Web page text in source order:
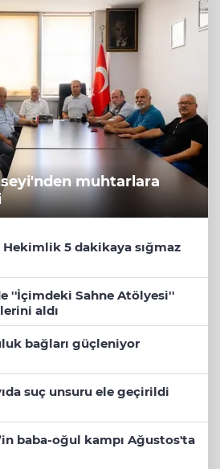
muhtarlara
Hekimlik 5 dakikaya sığmaz
''İçimdeki Sahne Atölyesi''
aldı
bağları güçleniyor
suç unsuru ele geçirildi
baba-oğul kampı Ağustos'ta